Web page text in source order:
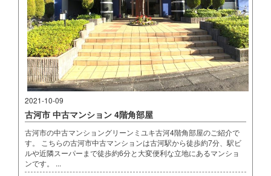
2021-10-09
古河市 中古マンション 4階角部屋
古河市の中古マンショングリーンミユキ古河4階角部屋のご紹介で
す。 こちらの古河市中古マンションは古河駅から徒歩約7分、駅ビ
ルや近隣スーパーまで徒歩約6分と大変便利な立地にあるマンショ
ンです。 ...